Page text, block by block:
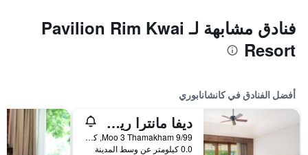
فنادق مشابهة لـ Pavilion Rim Kwai
Resort
أفضل الفنادق في كانشانابوري
ديفا مانترا ريزورت
9/99 Moo 3 Thamakham, كانشانابوري, تايلاند
0.0 كيلومتر عن وسط المدينة